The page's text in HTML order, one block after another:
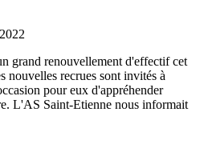
grand renouvellement d'effectif cet
nouvelles recrues sont invités à
pour eux d'appréhender
L'AS Saint-Etienne nous informait